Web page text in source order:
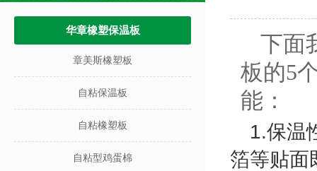
华章橡塑保温板
章美斯橡塑板
自粘保温板
自粘橡塑板
自粘型鸡蛋棉
下面
板的5
能：
1.保温
箔等贴面